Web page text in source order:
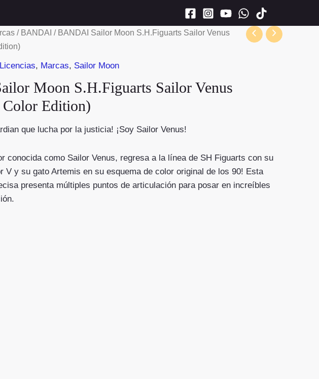
/ BANDAI / BANDAI Sailor Moon S.H.Figuarts Sailor Venus
Licencias, Marcas, Sailor Moon
Moon S.H.Figuarts Sailor Venus
Edition)
que lucha por la justicia! ¡Soy Sailor Venus!
conocida como Sailor Venus, regresa a la línea de SH Figuarts con su
V y su gato Artemis en su esquema de color original de los 90! Esta
presenta múltiples puntos de articulación para posar en increíbles